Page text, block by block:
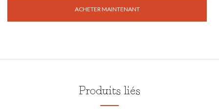
ACHETER MAINTENANT
Produits liés